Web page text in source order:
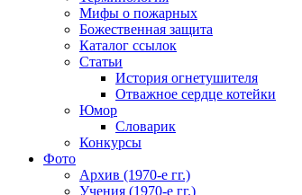
Мифы о пожарных
Божественная защита
Каталог ссылок
Статьи
История огнетушителя
Отважное сердце котейки
Юмор
Словарик
Конкурсы
Фото
Архив (1970-е гг.)
Учения (1970-е гг.)